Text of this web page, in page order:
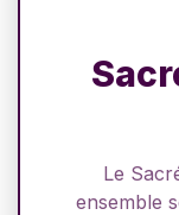
Le
ensemble